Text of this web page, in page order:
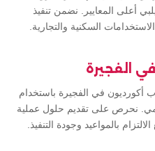
أعلى المعايير. نضمن تنفيذ
السكنية والتجارية.
الفجيرة
أكورديون في الفجيرة باستخدام
نحرص على تقديم حلول عملية
بالمواعيد وجودة التنفيذ.